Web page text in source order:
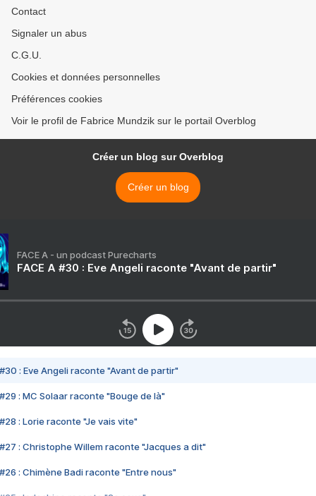
Contact
Signaler un abus
C.G.U.
Cookies et données personnelles
Préférences cookies
Voir le profil de Fabrice Mundzik sur le portail Overblog
Créer un blog sur Overblog
Créer un blog
FACE A - un podcast Purecharts
FACE A #30 : Eve Angeli raconte "Avant de partir"
#30 : Eve Angeli raconte "Avant de partir"
#29 : MC Solaar raconte "Bouge de là"
#28 : Lorie raconte "Je vais vite"
#27 : Christophe Willem raconte "Jacques a dit"
#26 : Chimène Badi raconte "Entre nous"